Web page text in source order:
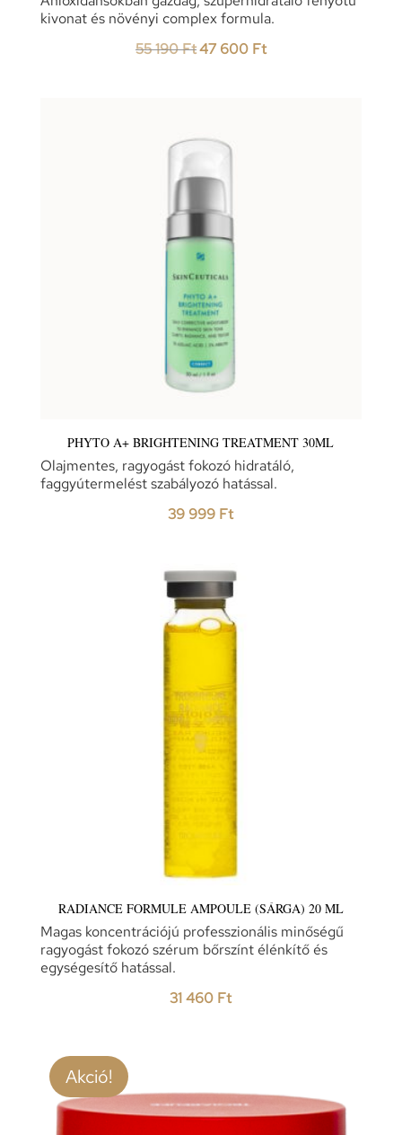
kivonat és növényi complex formula.
55 190FtOriginal
190 Ft.
47 600 FtCurrent
PHYTO A+ BRIGHTENING TREATMENT 30ML
Olajmentes, ragyogást fokozó hidratáló,
faggyútermelést szabályozó hatással.
39 999 Ft
RADIANCE FORMULE AMPOULE (SÁRGA) 20 ML
Magas koncentrációjú professzionális minőségű
ragyogást fokozó szérum bőrszínt élénkítő és
egységesítő hatással.
31 460 Ft
Akció!